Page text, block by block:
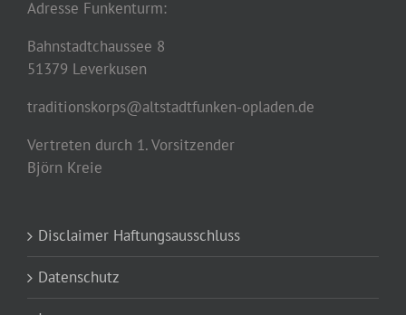
Adresse Funkenturm:
Bahnstadtchaussee 8
51379 Leverkusen
traditionskorps@altstadtfunken-opladen.de
Vertreten durch 1. Vorsitzender
Björn Kreie
Disclaimer Haftungsausschluss
Datenschutz